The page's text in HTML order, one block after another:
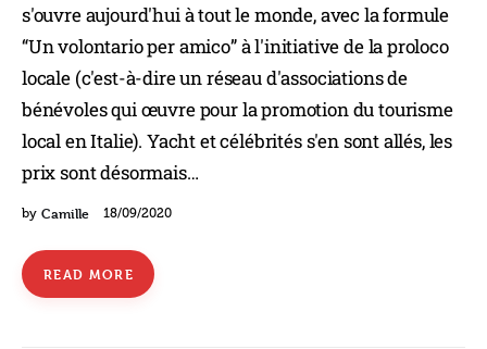
s'ouvre aujourd'hui à tout le monde, avec la formule
“Un volontario per amico” à l'initiative de la proloco
locale (c'est-à-dire un réseau d'associations de
bénévoles qui œuvre pour la promotion du tourisme
local en Italie). Yacht et célébrités s'en sont allés, les
prix sont désormais…
by Camille 18/09/2020
READ MORE